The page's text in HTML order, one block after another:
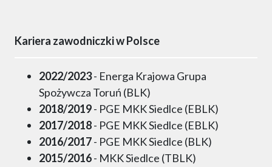
Kariera zawodniczki w Polsce
2022/2023- Energa Krajowa Grupa
Spożywcza Toruń (BLK)
2018/2019- PGE MKK Siedlce (EBLK)
2017/2018- PGE MKK Siedlce (EBLK)
2016/2017- PGE MKK Siedlce (BLK)
2015/2016- MKK Siedlce (TBLK)